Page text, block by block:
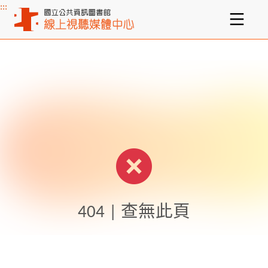
主要內容區塊
:::
404 | 查無此頁